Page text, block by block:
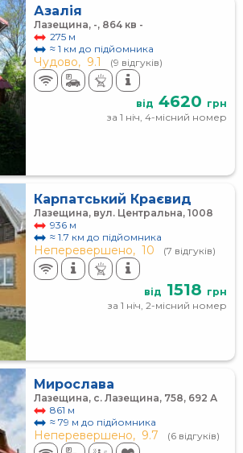
Азалія
Лазещина, -, 864 кв -
275 м
≈ 1 км до підйомника
Чудово, 9.1 (9 відгуків)
від 4620 грн
за 1 ніч, 4-місний номер
Карпатський Краєвид
Лазещина, вул. Центральна, 1008
936 м
≈ 1.7 км до підйомника
Неперевершено, 10 (7 відгуків)
від 1518 грн
за 1 ніч, 2-місний номер
Мирослава
Лазещина, с. Лазещина, 758, 692 А
861 м
≈ 79 м до підйомника
Неперевершено, 9.7 (6 відгуків)